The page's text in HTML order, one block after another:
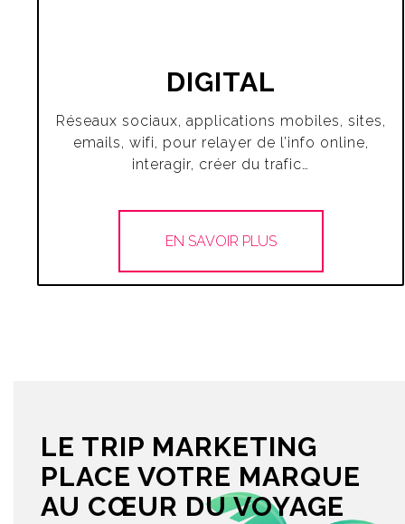
DIGITAL
Réseaux sociaux, applications mobiles, sites,
emails, wifi, pour relayer de l’info online,
interagir, créer du trafic…
EN SAVOIR PLUS
LE TRIP MARKETING
PLACE VOTRE MARQUE
AU CŒUR DU VOYAGE